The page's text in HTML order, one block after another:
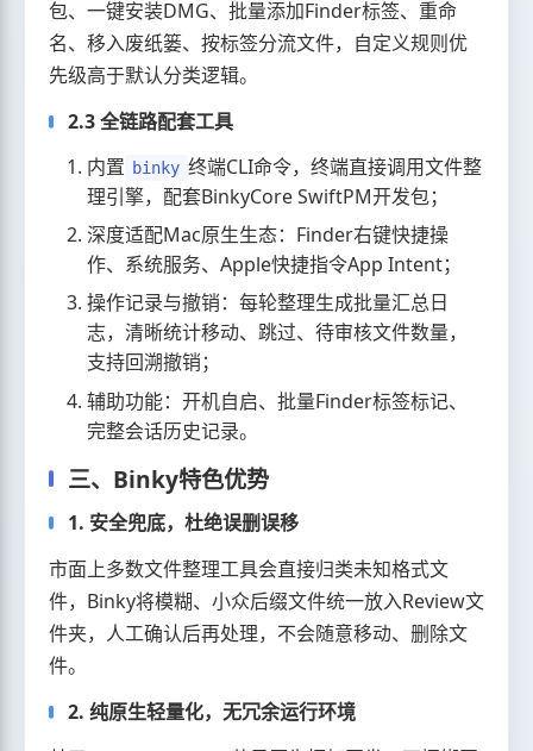
包、一键安装DMG、批量添加Finder标签、重命
名、移入废纸篓、按标签分流文件，自定义规则优
先级高于默认分类逻辑。
2.3 全链路配套工具
内置 binky 终端CLI命令，终端直接调用文件整
理引擎，配套BinkyCore SwiftPM开发包；
深度适配Mac原生生态：Finder右键快捷操
作、系统服务、Apple快捷指令App Intent；
操作记录与撤销：每轮整理生成批量汇总日
志，清晰统计移动、跳过、待审核文件数量，
支持回溯撤销；
辅助功能：开机自启、批量Finder标签标记、
完整会话历史记录。
三、Binky特色优势
1. 安全兜底，杜绝误删误移
市面上多数文件整理工具会直接归类未知格式文
件，Binky将模糊、小众后缀文件统一放入Review文
件夹，人工确认后再处理，不会随意移动、删除文
件。
2. 纯原生轻量化，无冗余运行环境